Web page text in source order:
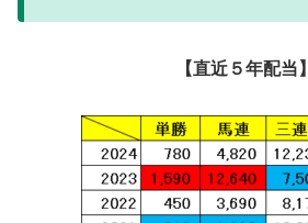
【直近５年配当】